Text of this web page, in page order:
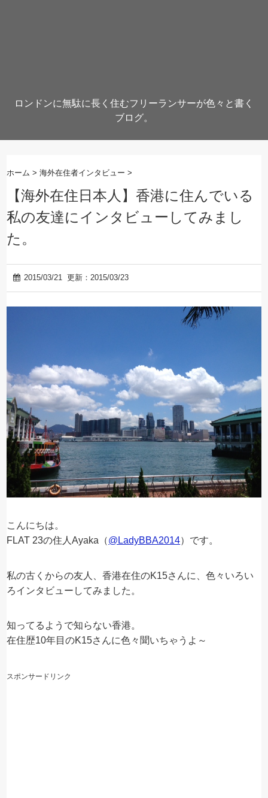
ロンドンに無駄に長く住むフリーランサーが色々と書く
ブログ。
ホーム >海外在住者インタビュー >
【海外在住日本人】香港に住んでいる
私の友達にインタビューしてみまし
た。
2015/03/21 更新：2015/03/23
こんにちは。
FLAT 23の住人Ayaka（@LadyBBA2014）です。
私の古くからの友人、香港在住のK15さんに、色々いろい
ろインタビューしてみました。
知ってるようで知らない香港。
在住歴10年目のK15さんに色々聞いちゃうよ～
スポンサードリンク